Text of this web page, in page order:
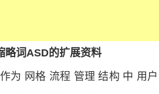
略词ASD的扩展资料
作为 网格 流程 管理 结构 中 用